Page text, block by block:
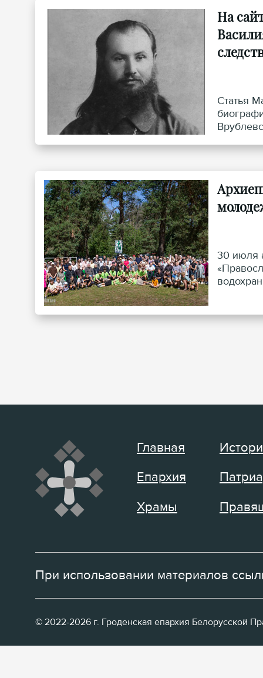
На
Статья
30 июля
Главная
Епархия
Храмы
При использовании материалов
© 2022-2026 г. Гроденская епархия Белорусской